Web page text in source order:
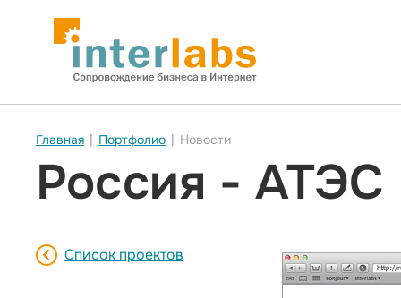
Главная | Портфолио | Новости
Россия - АТЭС
Список проектов